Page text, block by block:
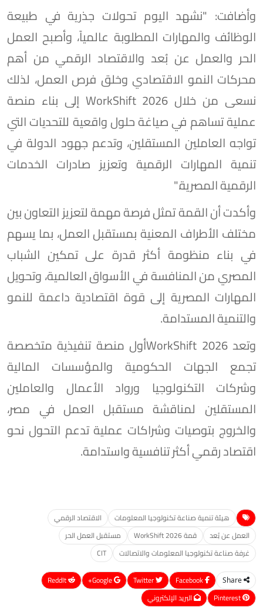
وأضافت: "نشهد اليوم تحولات جذرية في طبيعة
الوظائف والمهارات المطلوبة عالمياً، وأصبح العمل
الحر والعمل عن بُعد والاقتصاد الرقمي من أهم
محركات النمو الاقتصادي وخلق فرص العمل، لذلك
نسعى من خلال WorkShift 2026 إلى بناء منصة
عملية تساهم في صياغة حلول واقعية للتحديات التي
تواجه العاملين المستقلين، وتدعم جهود الدولة في
تنمية المهارات الرقمية وتعزيز صادرات الخدمات
الرقمية المصرية."
وأكدت أن القمة تمثل فرصة مهمة لتعزيز التعاون بين
مختلف الأطراف المعنية بمستقبل العمل، بما يسهم
في بناء منظومة أكثر قدرة على تمكين الشباب
المصري من المنافسة في الأسواق العالمية، وتحويل
المهارات المصرية إلى قوة اقتصادية داعمة للنمو
والتنمية المستدامة.
وتعد WorkShift 2026أول منصة تنفيذية متخصصة
تجمع الجهات الحكومية والمؤسسات المالية
وشركات التكنولوجيا ورواد الأعمال والعاملين
المستقلين لمناقشة مستقبل العمل في مصر،
والخروج بتوصيات وشراكات عملية تدعم التحول نحو
اقتصاد رقمي أكثر تنافسية واستدامة.
هيئة تنمية صناعة تكنولوجيا المعلومات
الاقتصاد الرقمي
العمل عن بُعد
قمة WorkShift 2026
مستقبل العمل الحر
غرفة صناعة تكنولوجيا المعلومات والاتصالات
CIT
Share
Google+
ReddIt
Pinterest
البريد الإلكتروني